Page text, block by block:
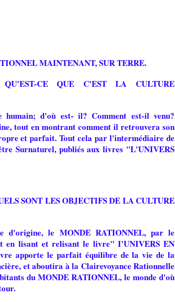
MAINTENANT, SUR TERRE.
QU'EST-CE QUE C'EST LA CULTURE
d'où est- il? Comment est-il venu?
tout en montrant comment il retrouvera son
et parfait. Tout cela par l'intermédiaire de
Surnaturel, publiés aux livres "L'UNIVERS
SONT LES OBJECTIFS DE LA CULTURE
d'origine, le MONDE RATIONNEL, par le
en lisant et relisant le livre" I'UNIVERS EN
apporte le parfait équilibre de la vie de la
et aboutira à la Clairevoyance Rationnelle
du MONDE RATIONNEL, le monde d'où